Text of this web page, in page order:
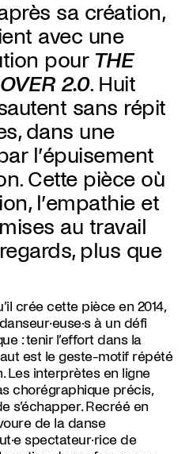
sa création,
avec une
pour THE
2.0. Huit
sans répit
dans une
l’épuisement
Cette pièce où
l’empathie et
au travail
plus que
crée cette pièce en 2014,
à un défi
: tenir l’effort dans la
est le geste-motif répété
Les interprètes en ligne
chorégraphique précis,
s’échapper. Recréé en
de la danse
spectateur·rice de